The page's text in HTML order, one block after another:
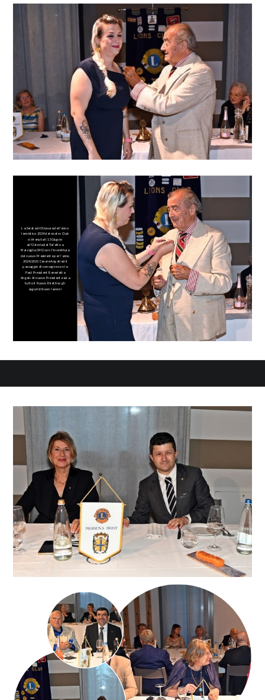
La Serata di Chiusura dell’anno
leonistico 2024 del nostro Club
si è tenuta il 13 Giugno
all’Osteria del Tufetto a
Marzaglia (MO) con l’investitura
del nuovo Presidente per l’anno
2024/2025 Cesare Angeli ed il
passaggio di consegne con la
Past President Benedetta
Angeli. Al nuovo Presidente ed a
tutto il Nuovo Direttivo gli
auguri di buon lavoro!